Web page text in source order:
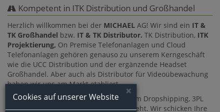
Kompetent in ITK Distribution und Großhandel
Herzlich willkommen bei der MICHAEL AG! Wir sind ein IT &
TK Großhandel bzw. IT & TK Distributor. TK Distribution, ITK
Projektierung, On Premise Telefonanlagen und Cloud
Telefonanlagen gehören genauso zu unserem Kerngeschäft
wie die UCC Distribution und der ergänzende Headset
Großhandel. Aber auch als Distributor für Videoübewachung
haben wir uns am Markt etabliert.
Wir sind Ihr starker Partner, wenn es um Dropshipping, 3PL
(Third Party Logistics) und Fulfillment geht. Wir schicken Ihre
×
Cookies auf unserer Website